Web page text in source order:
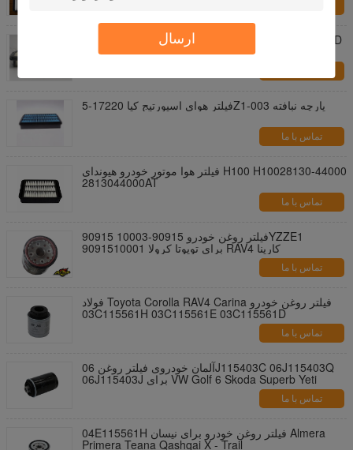
ارسال
PU Rubber Audi Q3
فیلتر هوای اسپورتیج کیا 17220-5Z1-003 پارچه نبافته
تماس با ما
فیلتر هوا موتور خودرو هیوندای H100 H10028130-44000
2813044000AT
تماس با ما
فیلتر روغن خودرو 90915-10003 90915YZZE1
9091510001 برای تویوتا کرولا RAV4 کارینا
تماس با ما
فولاد Toyota Corolla RAV4 Carina فیلتر روغن خودرو
03C115561H 03C115561E 03C115561D
تماس با ما
آلمان خودروی فیلتر روغن 06J115403C 06J115403Q
06J115403J برای VW Golf 6 Skoda Superb Yeti
تماس با ما
04E115561H فیلتر روغن خودرو برای نیسان Almera
Primera Teana Qashqai X - Trail